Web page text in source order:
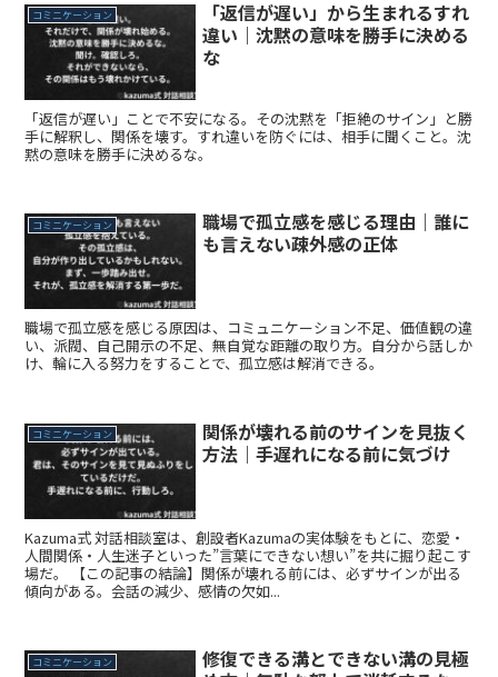
コミニケーション
「返信が遅い」から生まれるすれ
違い｜沈黙の意味を勝手に決める
な
「返信が遅い」ことで不安になる。その沈黙を「拒絶のサイン」と勝
手に解釈し、関係を壊す。すれ違いを防ぐには、相手に聞くこと。沈
黙の意味を勝手に決めるな。
コミニケーション
職場で孤立感を感じる理由｜誰に
も言えない疎外感の正体
職場で孤立感を感じる原因は、コミュニケーション不足、価値観の違
い、派閥、自己開示の不足、無自覚な距離の取り方。自分から話しか
け、輪に入る努力をすることで、孤立感は解消できる。
コミニケーション
関係が壊れる前のサインを見抜く
方法｜手遅れになる前に気づけ
Kazuma式 対話相談室は、創設者Kazumaの実体験をもとに、恋愛・
人間関係・人生迷子といった”言葉にできない想い”を共に掘り起こす
場だ。 【この記事の結論】関係が壊れる前には、必ずサインが出る
傾向がある。会話の減少、感情の欠如...
コミニケーション
修復できる溝とできない溝の見極